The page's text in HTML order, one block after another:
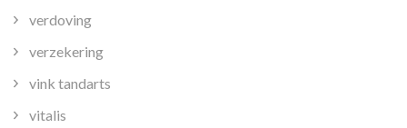
verdoving
verzekering
vink tandarts
vitalis